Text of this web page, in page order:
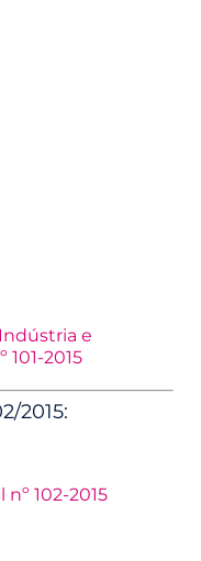
e
101-2015
2015:
102-2015